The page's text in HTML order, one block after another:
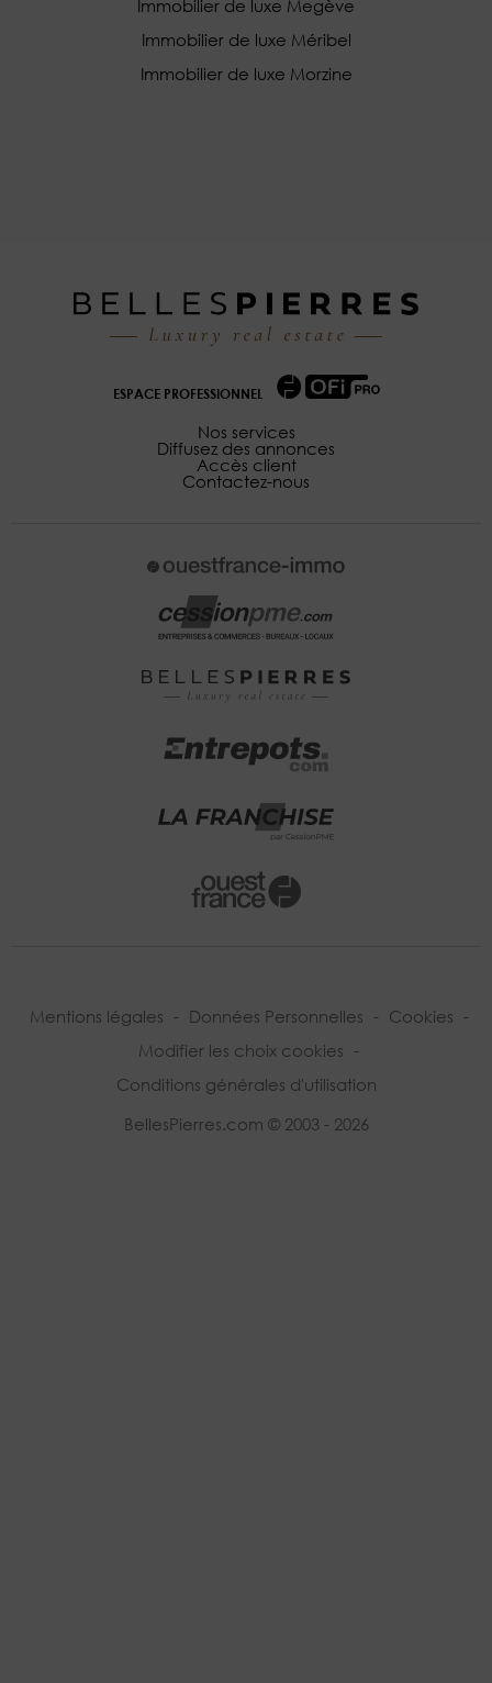
Immobilier de luxe Megève
Immobilier de luxe Méribel
Immobilier de luxe Morzine
ESPACE PROFESSIONNEL
Nos services
Diffusez des annonces
Accès client
Contactez-nous
Mentions légales - Données Personnelles - Cookies -
Modifier les choix cookies -
Conditions générales d'utilisation
BellesPierres.com © 2003 - 2026